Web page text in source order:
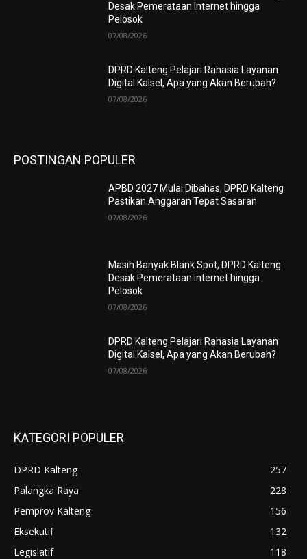
Desak Pemerataan Internet hingga
Pelosok
07/08/2026
DPRD Kalteng Pelajari Rahasia Layanan
Digital Kalsel, Apa yang Akan Berubah?
07/08/2026
POSTINGAN POPULER
APBD 2027 Mulai Dibahas, DPRD Kalteng
Pastikan Anggaran Tepat Sasaran
07/08/2026
Masih Banyak Blank Spot, DPRD Kalteng
Desak Pemerataan Internet hingga
Pelosok
07/08/2026
DPRD Kalteng Pelajari Rahasia Layanan
Digital Kalsel, Apa yang Akan Berubah?
07/08/2026
KATEGORI POPULER
DPRD Kalteng
257
Palangka Raya
228
Pemprov Kalteng
156
Eksekutif
132
Legislatif
118